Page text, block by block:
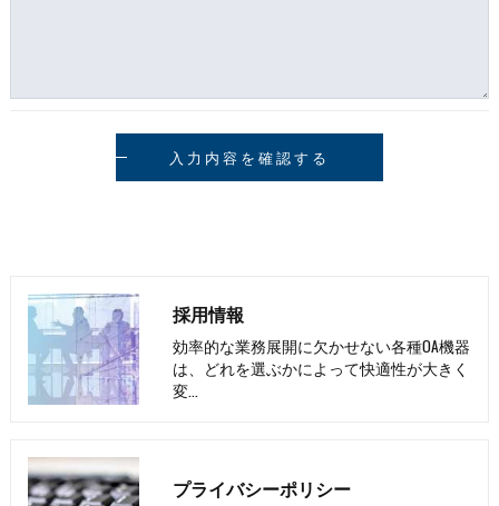
採用情報
効率的な業務展開に欠かせない各種OA機器
は、どれを選ぶかによって快適性が大きく
変…
プライバシーポリシー